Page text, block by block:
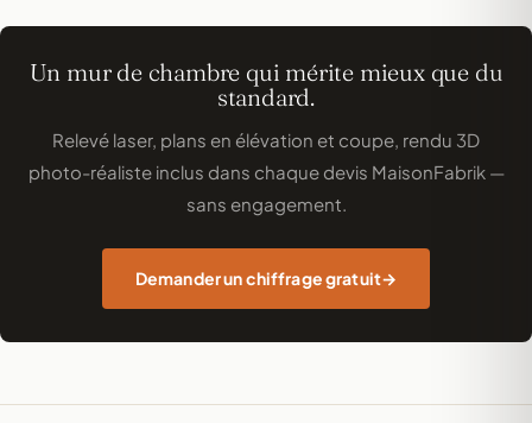
Un mur de chambre qui mérite mieux que du
standard.
Relevé laser, plans en élévation et coupe, rendu 3D
photo-réaliste inclus dans chaque devis MaisonFabrik —
sans engagement.
Demander un chiffrage gratuit